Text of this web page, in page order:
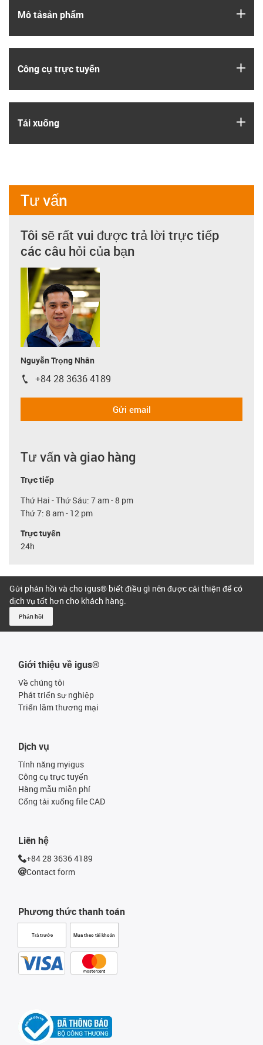
Mô tả­sản phẩm
Công cụ trực tuyến
Tải xuống
Tư vấn
Tôi sẽ rất vui được trả lời trực tiếp
các câu hỏi của bạn
Nguyễn Trọng Nhân
igus-icon-phone
+84 28 3636 4189
Gửi email
Tư vấn và giao hàng
Trực tiếp
Thứ Hai - Thứ Sáu: 7 am - 8 pm
Thứ 7: 8 am - 12 pm
Trực tuyến
24h
Gửi phản hồi và cho igus® biết điều gì nên được cải thiện để có
dịch vụ tốt hơn cho khách hàng.
Phản hồi
Giới thiệu về igus®
Về chúng tôi
Phát triển sự nghiệp
Triển lãm thương mại
Phương thức thanh toán
Trả trước Mua theo tài khoản
Dịch vụ
Tính năng myigus
Công cụ trực tuyến
Hàng mẫu miễn phí
Cổng tải xuống file CAD
Liên hệ
+84 28 3636 4189
Contact form